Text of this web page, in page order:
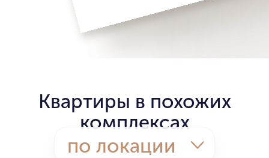
Квартиры в похожих
комплексах
по локации